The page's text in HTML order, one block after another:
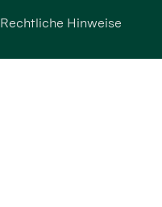
Rechtliche Hinweise